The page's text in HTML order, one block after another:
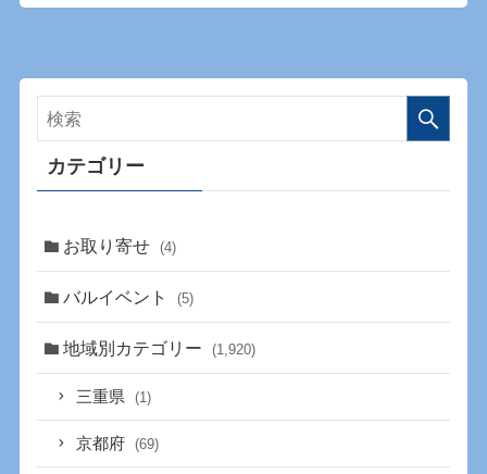
カテゴリー
お取り寄せ (4)
バルイベント (5)
地域別カテゴリー (1,920)
三重県 (1)
京都府 (69)